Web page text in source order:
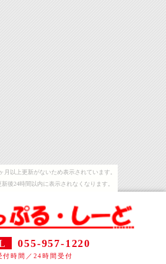
月以上更新がないため表示されています。
後24時間以内に表示されなくなります。
055-957-1220
付時間／24時間受付